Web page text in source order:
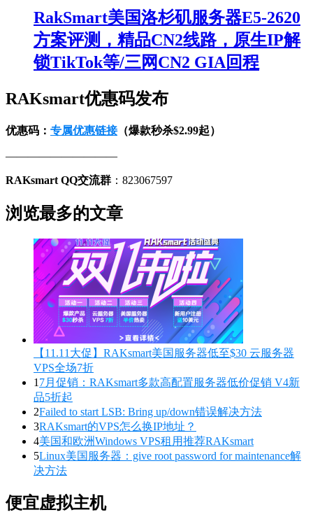
RakSmart美国洛杉矶服务器E5-2620
方案评测，精品CN2线路，原生IP解
锁TikTok等/三网CN2 GIA回程
RAKsmart优惠码发布
优惠码： 专属优惠链接（爆款秒杀$2.99起）
——————————
RAKsmart QQ交流群 ：823067597
浏览最多的文章
【11.11大促】RAKsmart美国服务器低至$30 云服务器
VPS全场7折
1 7月促销：RAKsmart多款高配置服务器低价促销 V4新
品5折起
2Failed to start LSB: Bring up/down错误解决方法
3RAKsmart的VPS怎么换IP地址？
4美国和欧洲Windows VPS租用推荐RAKsmart
5Linux美国服务器：give root password for maintenance解
决方法
便宜虚拟主机